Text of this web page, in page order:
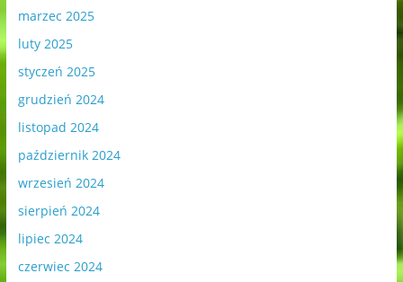
marzec 2025
luty 2025
styczeń 2025
grudzień 2024
listopad 2024
październik 2024
wrzesień 2024
sierpień 2024
lipiec 2024
czerwiec 2024